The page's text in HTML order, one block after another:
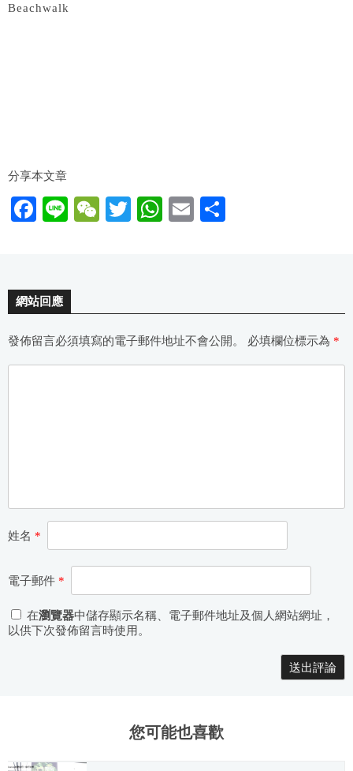
Beachwalk
分享本文章
F
e
b
o
o
Li
W
at
T
W
A
p
p
E
網站回應
發佈留言必須填寫的電子郵件地址不會公開。 必填欄位標示為 *
姓名 *
電子郵件 *
在瀏覽器中儲存顯示名稱、電子郵件地址及個人網站網址，
以供下次發佈留言時使用。
您可能也喜歡